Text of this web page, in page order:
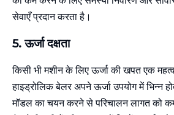
सेवाएँ प्रदान करता है।
5.ऊर्जादक्षता
किसी भी मशीन के लिए ऊर्जा की खपत एक
हाइड्रोलिक बेलर अपने ऊर्जा उपयोग में भिन्न
मॉडल का चयन करने से परिचालन लागत को